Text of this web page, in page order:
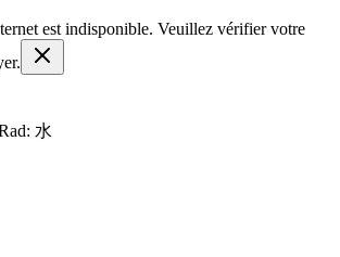
est indisponible. Veuillez vérifier votre
: 水